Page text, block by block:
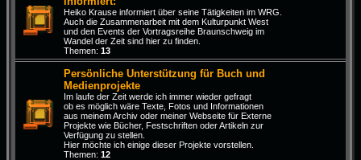
Heiko Krause informiert über seine Tätigkeiten im WRG.
Auch die Zusammenarbeit mit dem Kulturpunkt West
und den Events der Vortragsreihe Braunschweig im
Wandel der Zeit sind hier zu finden.
Themen: 13
Persönliche Unterstützung für Buch und
Medienprojekte
Im laufe der Zeit werde ich immer wieder gefragt
ob es möglich wäre Texte, Fotos und Informationen
aus meinem Archiv oder meiner Webseite für Externe
Projekte wie Bücher, Festschriften oder Artikeln zur
Verfügung zu stellen.
Hier möchte ich einige dieser Projekte vorstellen.
Themen: 12